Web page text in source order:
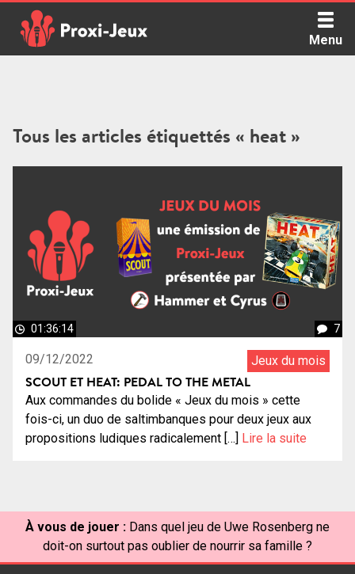
content
Menu
Tous les articles étiquettés « heat »
01:36:14 7
09/12/2022 Jeux du mois
SCOUT ET HEAT: PEDAL TO THE METAL
Aux commandes du bolide « Jeux du mois » cette
fois-ci, un duo de saltimbanques pour deux jeux aux
propositions ludiques radicalement […] Lire la suite
À vous de jouer : Dans quel jeu de Uwe Rosenberg ne
doit-on surtout pas oublier de nourrir sa famille ?